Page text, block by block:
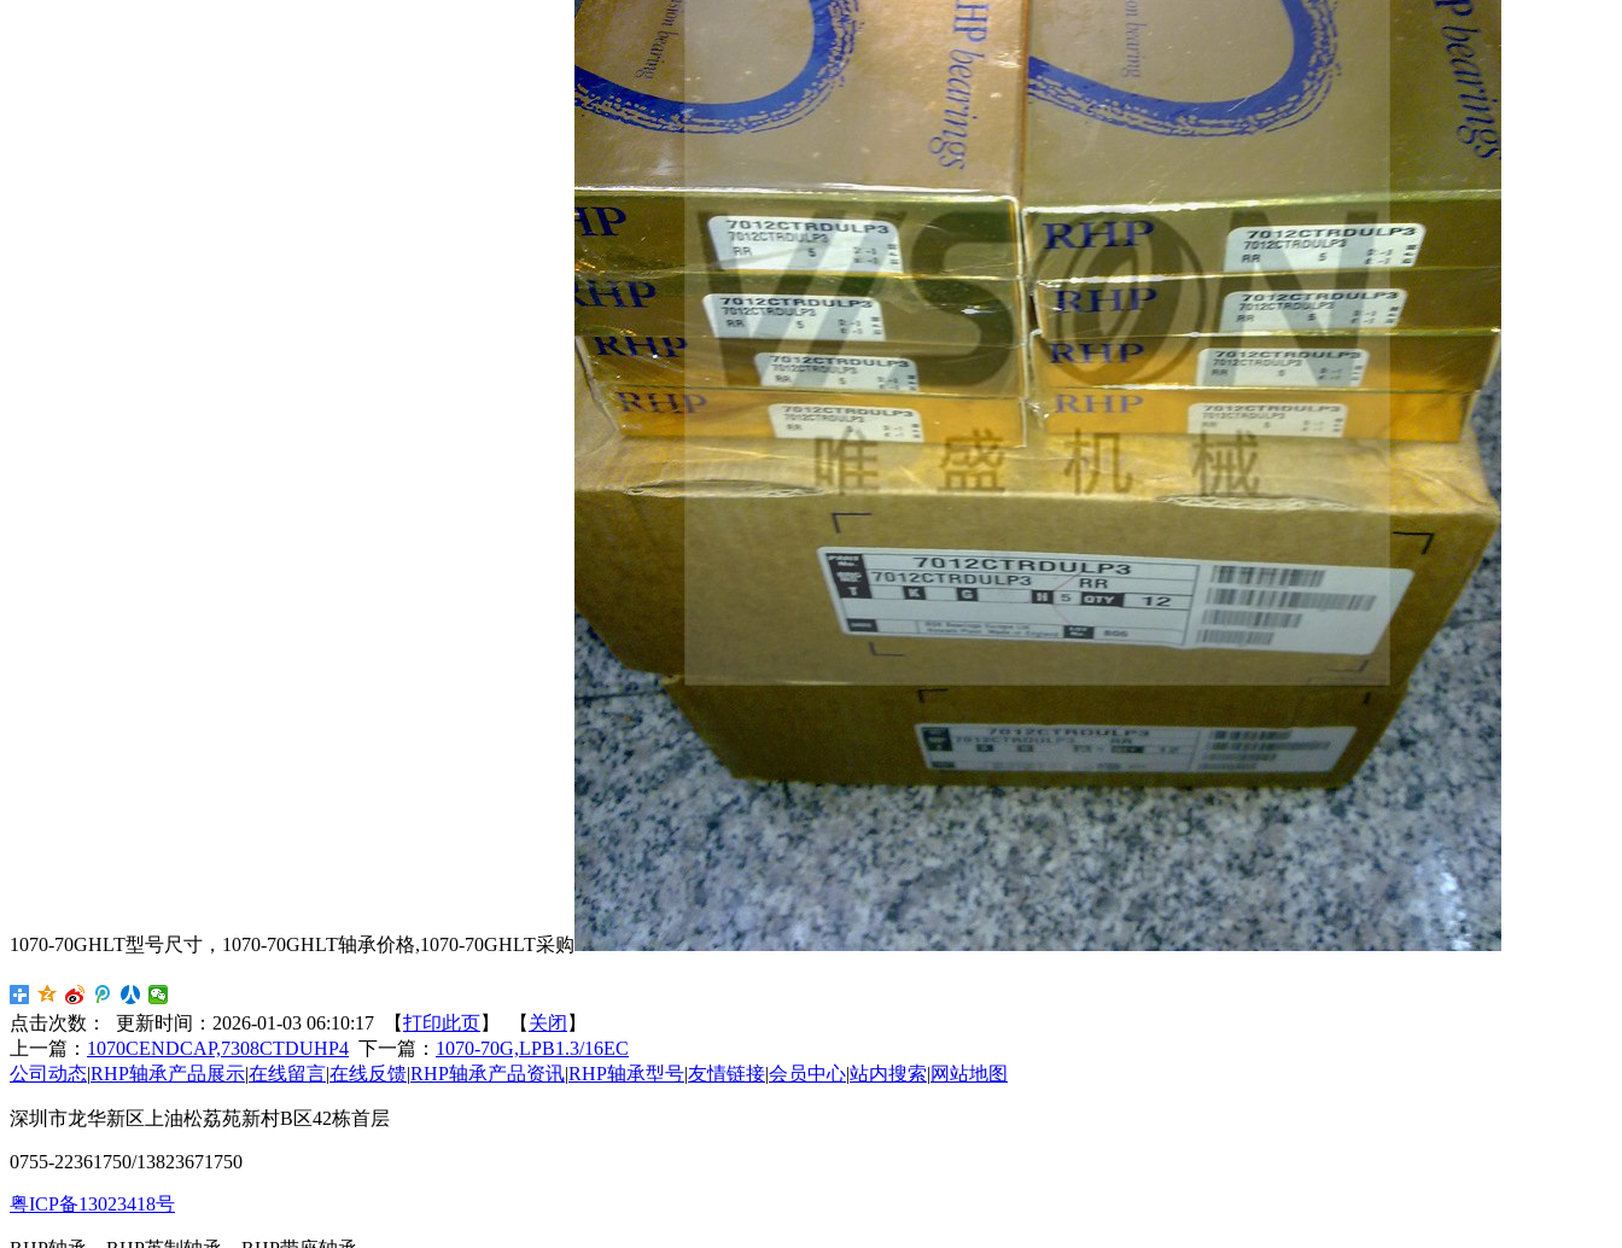
1070-70GHLT型号尺寸，1070-70GHLT轴承价格,1070-70GHLT采购
点击次数： 更新时间：2026-01-03 06:10:17 【打印此页 】 【 关闭 】
上一篇： 1070CENDCAP,7308CTDUHP4 下一篇： 1070-70G,LPB1.3/16EC
公司动态RHP轴承产品展示在线留言在线反馈RHP轴承产品资讯RHP轴承型号友情链接会员中心站内搜索 网站地图
深圳市龙华新区上油松荔苑新村B区42栋首层
0755-22361750/13823671750
粤ICP备13023418号